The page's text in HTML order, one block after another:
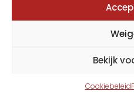
Bekijk
Cookiebeleid